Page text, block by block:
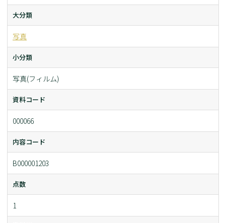
大分類
写真
小分類
写真(フィルム)
資料コード
000066
内容コード
B000001203
点数
1